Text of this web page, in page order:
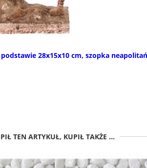
28x15x10 cm, szopka
TEN ARTYKUŁ, KUPIŁ TAKŻE ...